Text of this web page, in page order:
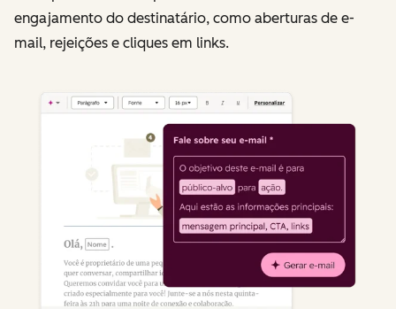
engajamento do destinatário, como aberturas de e-
mail, rejeições e cliques em links.